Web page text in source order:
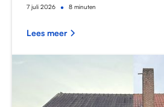
7 juli 2026 • 8 minuten
Lees meer